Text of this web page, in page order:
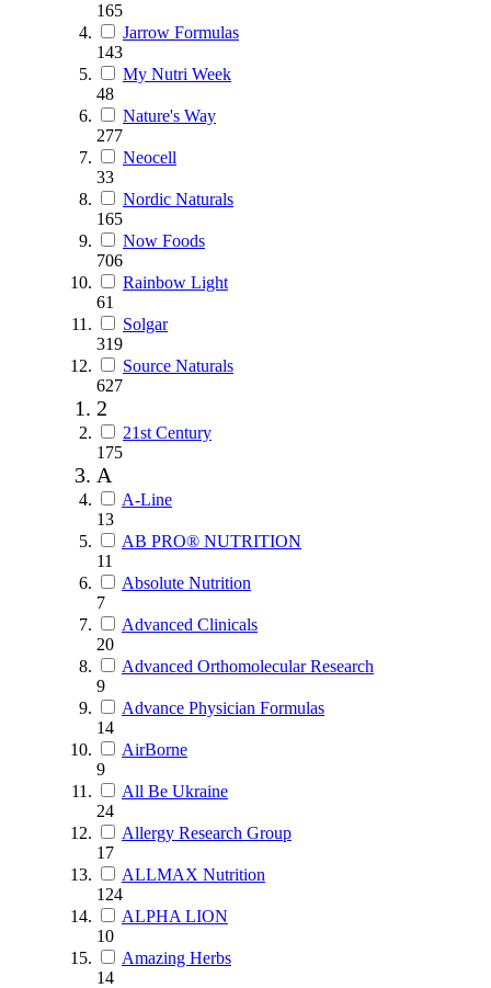
165
Jarrow Formulas
143
My Nutri Week
48
Nature's Way
277
Neocell
33
Nordic Naturals
165
Now Foods
706
Rainbow Light
61
Solgar
319
Source Naturals
627
2
21st Century
175
A
A-Line
13
AB PRO® NUTRITION
11
Absolute Nutrition
7
Advanced Clinicals
20
Advanced Orthomolecular Research
9
Advance Physician Formulas
14
AirBorne
9
All Be Ukraine
24
Allergy Research Group
17
ALLMAX Nutrition
124
ALPHA LION
10
Amazing Herbs
14